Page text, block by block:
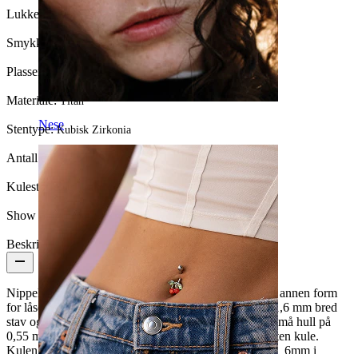
Nese
Lukkemekanisme: Push-In
Smykketype: Barbell
Plassering:
Materiale:Titan
Stentype:Kubisk Zirkonia
Antall enheter:
Kulestørrelse:
Show pair option: Ja
Beskrivelse
Nippelbarbelen du ser her har hverken gjenge eller en annen form
for låsemekanisme. Den består av en 14 mm lang og 1,6 mm bred
stav og har en vekt p 14 g. På hver sin ende er det to små hull på
0,55 mm. I hullet passer det inn en liten stift med en liten kule.
Kulen er flat og dens bakside er omtrent 4 mm høy og 6mm i